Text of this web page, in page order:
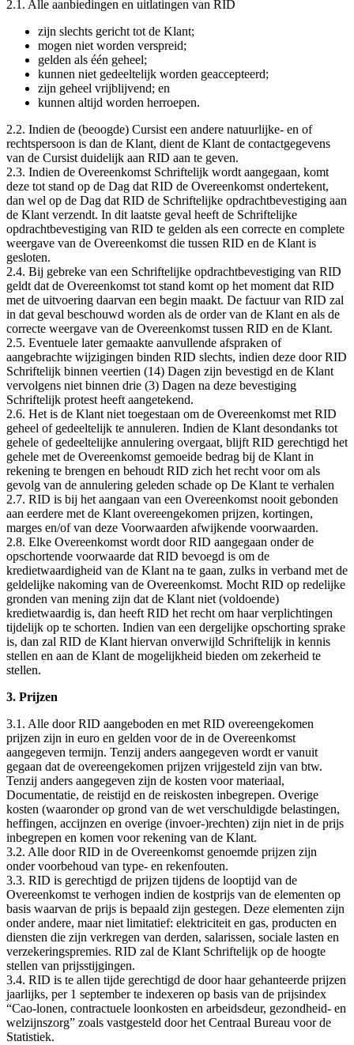
2.1. Alle aanbiedingen en uitlatingen van RID
zijn slechts gericht tot de Klant;
mogen niet worden verspreid;
gelden als één geheel;
kunnen niet gedeeltelijk worden geaccepteerd;
zijn geheel vrijblijvend; en
kunnen altijd worden herroepen.
2.2. Indien de (beoogde) Cursist een andere natuurlijke- en of
rechtspersoon is dan de Klant, dient de Klant de contactgegevens
van de Cursist duidelijk aan RID aan te geven.
2.3. Indien de Overeenkomst Schriftelijk wordt aangegaan, komt
deze tot stand op de Dag dat RID de Overeenkomst ondertekent,
dan wel op de Dag dat RID de Schriftelijke opdrachtbevestiging aan
de Klant verzendt. In dit laatste geval heeft de Schriftelijke
opdrachtbevestiging van RID te gelden als een correcte en complete
weergave van de Overeenkomst die tussen RID en de Klant is
gesloten.
2.4. Bij gebreke van een Schriftelijke opdrachtbevestiging van RID
geldt dat de Overeenkomst tot stand komt op het moment dat RID
met de uitvoering daarvan een begin maakt. De factuur van RID zal
in dat geval beschouwd worden als de order van de Klant en als de
correcte weergave van de Overeenkomst tussen RID en de Klant.
2.5. Eventuele later gemaakte aanvullende afspraken of
aangebrachte wijzigingen binden RID slechts, indien deze door RID
Schriftelijk binnen veertien (14) Dagen zijn bevestigd en de Klant
vervolgens niet binnen drie (3) Dagen na deze bevestiging
Schriftelijk protest heeft aangetekend.
2.6. Het is de Klant niet toegestaan om de Overeenkomst met RID
geheel of gedeeltelijk te annuleren. Indien de Klant desondanks tot
gehele of gedeeltelijke annulering overgaat, blijft RID gerechtigd het
gehele met de Overeenkomst gemoeide bedrag bij de Klant in
rekening te brengen en behoudt RID zich het recht voor om als
gevolg van de annulering geleden schade op De Klant te verhalen
2.7. RID is bij het aangaan van een Overeenkomst nooit gebonden
aan eerdere met de Klant overeengekomen prijzen, kortingen,
marges en/of van deze Voorwaarden afwijkende voorwaarden.
2.8. Elke Overeenkomst wordt door RID aangegaan onder de
opschortende voorwaarde dat RID bevoegd is om de
kredietwaardigheid van de Klant na te gaan, zulks in verband met de
geldelijke nakoming van de Overeenkomst. Mocht RID op redelijke
gronden van mening zijn dat de Klant niet (voldoende)
kredietwaardig is, dan heeft RID het recht om haar verplichtingen
tijdelijk op te schorten. Indien van een dergelijke opschorting sprake
is, dan zal RID de Klant hiervan onverwijld Schriftelijk in kennis
stellen en aan de Klant de mogelijkheid bieden om zekerheid te
stellen.
3. Prijzen
3.1. Alle door RID aangeboden en met RID overeengekomen
prijzen zijn in euro en gelden voor de in de Overeenkomst
aangegeven termijn. Tenzij anders aangegeven wordt er vanuit
gegaan dat de overeengekomen prijzen vrijgesteld zijn van btw.
Tenzij anders aangegeven zijn de kosten voor materiaal,
Documentatie, de reistijd en de reiskosten inbegrepen. Overige
kosten (waaronder op grond van de wet verschuldigde belastingen,
heffingen, accijnzen en overige (invoer-)rechten) zijn niet in de prijs
inbegrepen en komen voor rekening van de Klant.
3.2. Alle door RID in de Overeenkomst genoemde prijzen zijn
onder voorbehoud van type- en rekenfouten.
3.3. RID is gerechtigd de prijzen tijdens de looptijd van de
Overeenkomst te verhogen indien de kostprijs van de elementen op
basis waarvan de prijs is bepaald zijn gestegen. Deze elementen zijn
onder andere, maar niet limitatief: elektriciteit en gas, producten en
diensten die zijn verkregen van derden, salarissen, sociale lasten en
verzekeringspremies. RID zal de Klant Schriftelijk op de hoogte
stellen van prijsstijgingen.
3.4. RID is te allen tijde gerechtigd de door haar gehanteerde prijzen
jaarlijks, per 1 september te indexeren op basis van de prijsindex
“Cao-lonen, contractuele loonkosten en arbeidsdeur, gezondheid- en
welzijnszorg” zoals vastgesteld door het Centraal Bureau voor de
Statistiek.